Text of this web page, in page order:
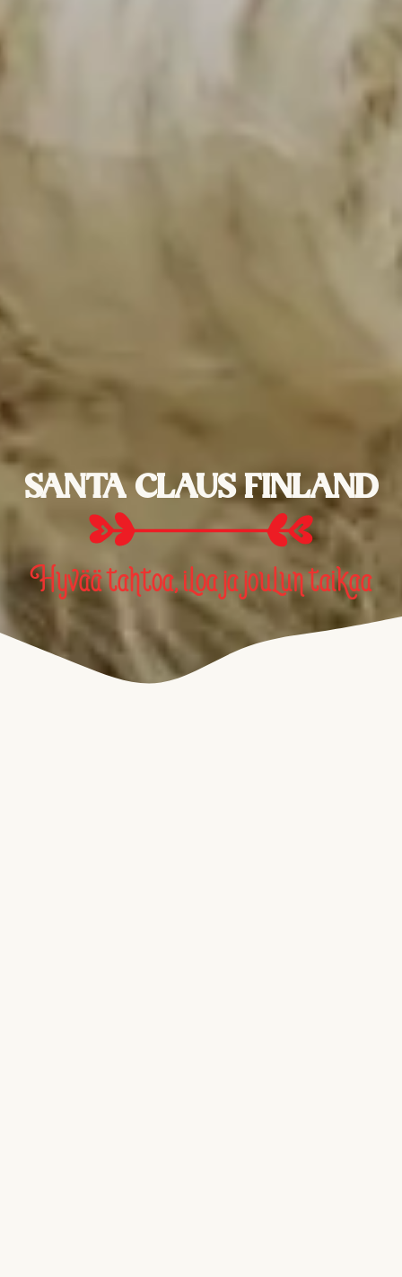
SANTA CLAUS FINLAND
Hyvää tahtoa, iloa ja joulun taikaa